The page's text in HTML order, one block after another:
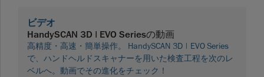
ビデオ
HandySCAN 3D | EVO Seriesの動画
高精度・高速・簡単操作。 HandySCAN 3D | EVO Series
で、ハンドヘルドスキャナーを用いた検査工程を次のレ
ベルへ。動画でその進化をチェック！